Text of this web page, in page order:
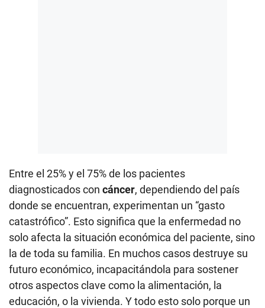
Entre el 25% y el 75% de los pacientes
diagnosticados con cáncer, dependiendo del país
donde se encuentran, experimentan un “gasto
catastrófico”. Esto significa que la enfermedad no
solo afecta la situación económica del paciente, sino
la de toda su familia. En muchos casos destruye su
futuro económico, incapacitándola para sostener
otros aspectos clave como la alimentación, la
educación, o la vivienda. Y todo esto solo porque un